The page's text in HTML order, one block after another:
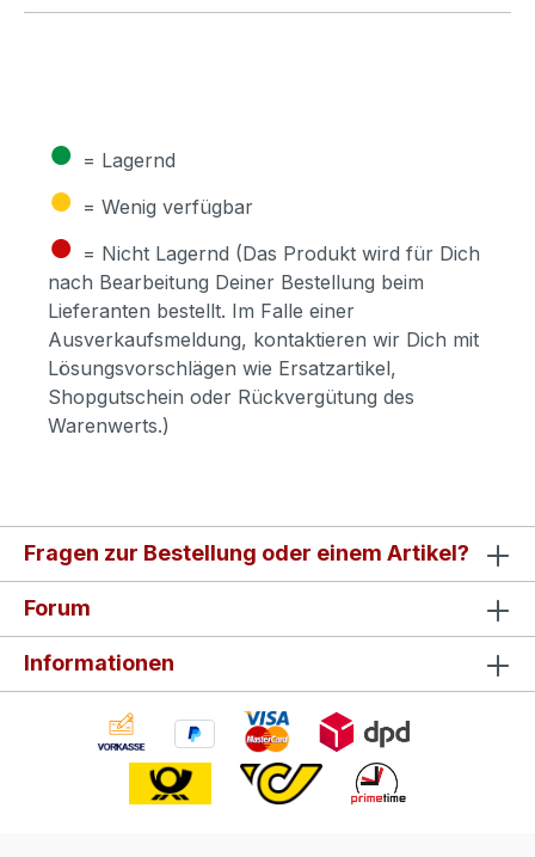
● = Lagernd
● = Wenig verfügbar
● = Nicht Lagernd (Das Produkt wird für Dich
nach Bearbeitung Deiner Bestellung beim
Lieferanten bestellt. Im Falle einer
Ausverkaufsmeldung, kontaktieren wir Dich mit
Lösungsvorschlägen wie Ersatzartikel,
Shopgutschein oder Rückvergütung des
Warenwerts.)
Fragen zur Bestellung oder einem Artikel?
Forum
Informationen